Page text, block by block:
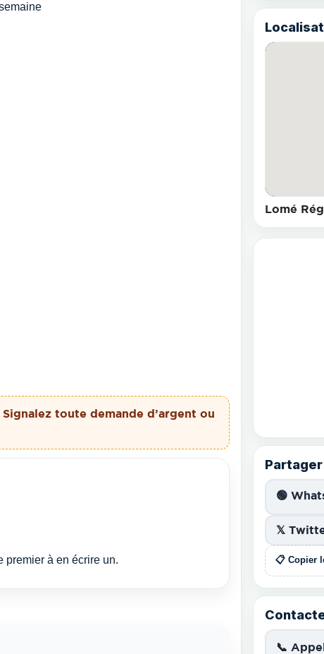
toute demande d’argent ou
premier à en écrire un.
Lomé
Partager
🟢
𝕏
📋 Copier
📞